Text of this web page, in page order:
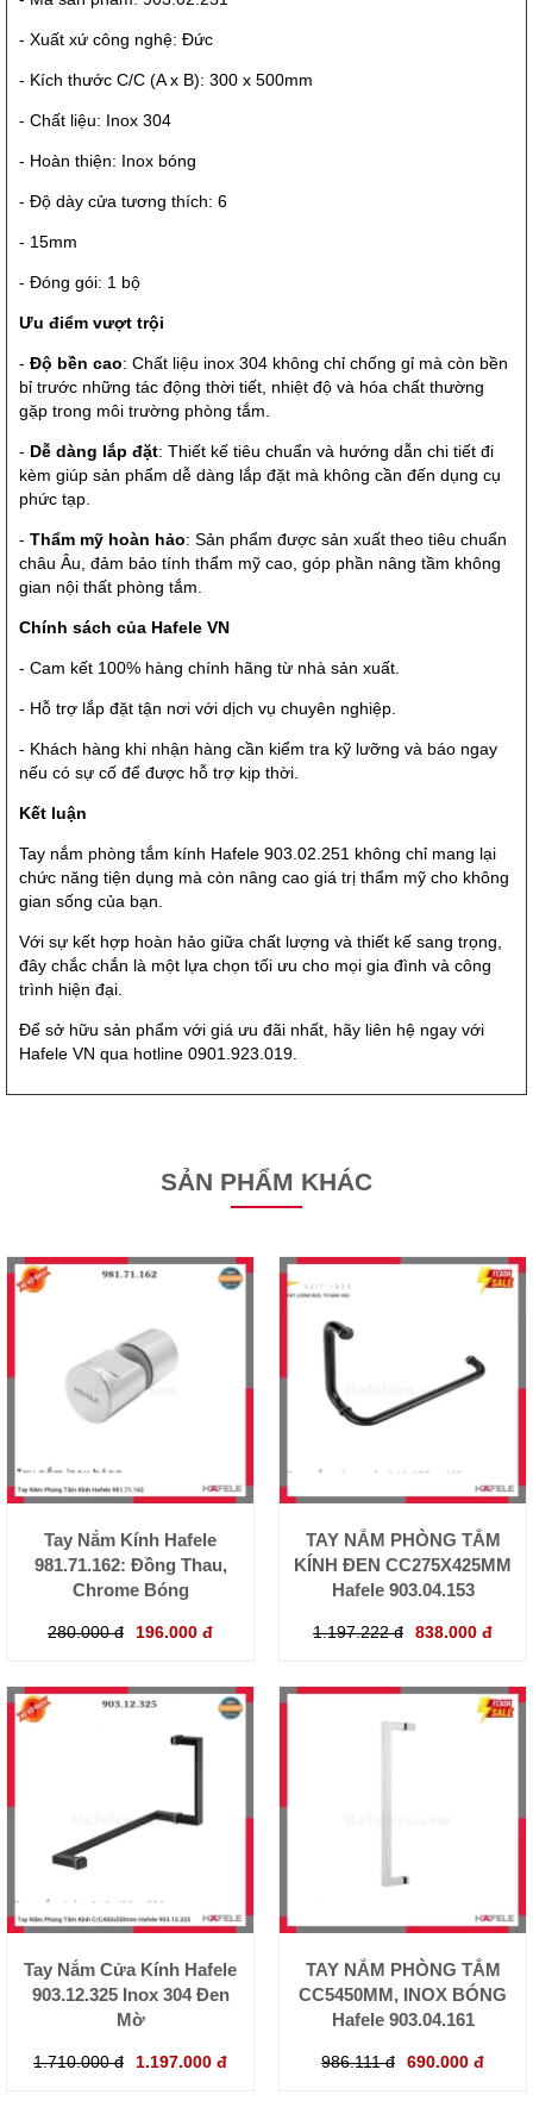
- Xuất xứ công nghệ: Đức
- Kích thước C/C (A x B): 300 x 500mm
- Chất liệu: Inox 304
- Hoàn thiện: Inox bóng
- Độ dày cửa tương thích: 6
- 15mm
- Đóng gói: 1 bộ
Ưu điểm vượt trội
- Độ bền cao: Chất liệu inox 304 không chỉ chống gỉ mà còn bền
bỉ trước những tác động thời tiết, nhiệt độ và hóa chất thường
gặp trong môi trường phòng tắm.
- Dễ dàng lắp đặt: Thiết kế tiêu chuẩn và hướng dẫn chi tiết đi
kèm giúp sản phẩm dễ dàng lắp đặt mà không cần đến dụng cụ
phức tạp.
- Thẩm mỹ hoàn hảo: Sản phẩm được sản xuất theo tiêu chuẩn
châu Âu, đảm bảo tính thẩm mỹ cao, góp phần nâng tầm không
gian nội thất phòng tắm.
Chính sách của Hafele VN
- Cam kết 100% hàng chính hãng từ nhà sản xuất.
- Hỗ trợ lắp đặt tận nơi với dịch vụ chuyên nghiệp.
- Khách hàng khi nhận hàng cần kiểm tra kỹ lưỡng và báo ngay
nếu có sự cố để được hỗ trợ kịp thời.
Kết luận
Tay nắm phòng tắm kính Hafele 903.02.251 không chỉ mang lại
chức năng tiện dụng mà còn nâng cao giá trị thẩm mỹ cho không
gian sống của bạn.
Với sự kết hợp hoàn hảo giữa chất lượng và thiết kế sang trọng,
đây chắc chắn là một lựa chọn tối ưu cho mọi gia đình và công
trình hiện đại.
Để sở hữu sản phẩm với giá ưu đãi nhất, hãy liên hệ ngay với
Hafele VN qua hotline 0901.923.019.
SẢN PHẨM KHÁC
Tay Nắm Kính Hafele
981.71.162: Đồng Thau,
Chrome Bóng
280.000 đ 196.000 đ
TAY NẮM PHÒNG TẮM
KÍNH ĐEN CC275X425MM
Hafele 903.04.153
1.197.222 đ 838.000 đ
Tay Nắm Cửa Kính Hafele
903.12.325 Inox 304 Đen
Mờ
1.710.000 đ 1.197.000 đ
TAY NẮM PHÒNG TẮM
CC5450MM, INOX BÓNG
Hafele 903.04.161
986.111 đ 690.000 đ